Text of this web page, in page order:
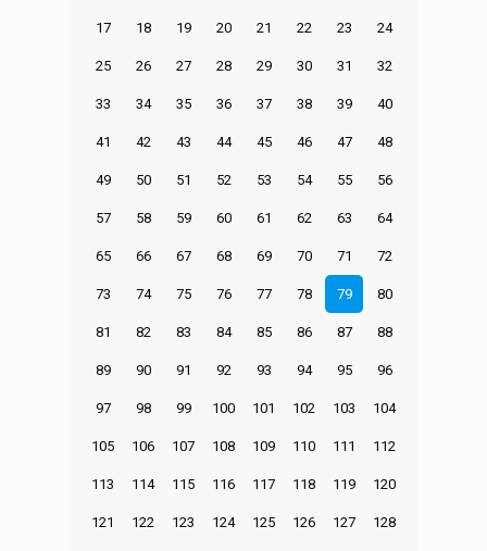
17 18 19 20 21 22 23 24
25 26 27 28 29 30 31 32
33 34 35 36 37 38 39 40
41 42 43 44 45 46 47 48
49 50 51 52 53 54 55 56
57 58 59 60 61 62 63 64
65 66 67 68 69 70 71 72
73 74 75 76 77 78 79 80
81 82 83 84 85 86 87 88
89 90 91 92 93 94 95 96
97 98 99 100 101 102 103 104
105 106 107 108 109 110 111 112
113 114 115 116 117 118 119 120
121 122 123 124 125 126 127 128